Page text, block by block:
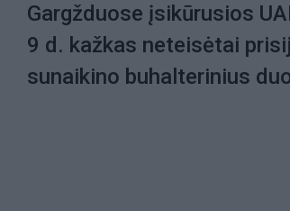
Gargžduose įsikūrusios
9 d. kažkas neteisėtai
sunaikino buhalterinius